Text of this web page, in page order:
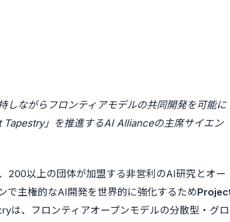
ながらフロンティアモデルの共同開発を可能に
」を推進するAI Allianceの主席サイエン
以上の団体が加盟する非営利のAI研究とオー
で主権的なAI開発を世界的に強化するため
は、フロンティアオープンモデルの分散型・グロ